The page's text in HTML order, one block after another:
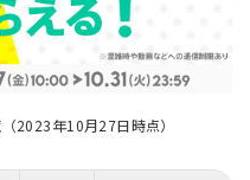
2023年10月27日時点）